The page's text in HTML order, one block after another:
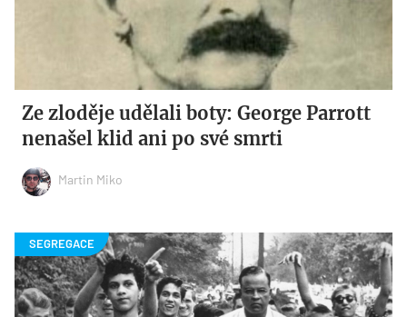
Ze zloděje udělali boty: George Parrott
nenašel klid ani po své smrti
Martin Miko